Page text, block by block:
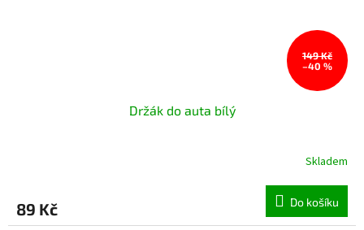
149 Kč
–40 %
Držák do auta bílý
Skladem
89 Kč Do košíku